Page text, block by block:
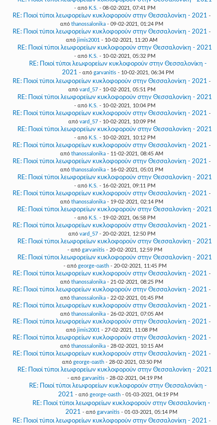
- από K.S. - 08-02-2021, 07:41 PM
RE: Ποιοί τύποι λεωφορείων κυκλοφορούν στην Θεσσαλονίκη - 2021 -
από thanossalonika - 09-02-2021, 01:24 PM
RE: Ποιοί τύποι λεωφορείων κυκλοφορούν στην Θεσσαλονίκη - 2021 -
από jimis2001 - 10-02-2021, 11:20 AM
RE: Ποιοί τύποι λεωφορείων κυκλοφορούν στην Θεσσαλονίκη - 2021
- από K.S. - 10-02-2021, 05:32 PM
RE: Ποιοί τύποι λεωφορείων κυκλοφορούν στην Θεσσαλονίκη -
2021 - από garvanitis - 10-02-2021, 06:34 PM
RE: Ποιοί τύποι λεωφορείων κυκλοφορούν στην Θεσσαλονίκη - 2021 -
από vard_57- 10-02-2021, 05:51 PM
RE: Ποιοί τύποι λεωφορείων κυκλοφορούν στην Θεσσαλονίκη - 2021
- από K.S. - 10-02-2021, 10:04 PM
RE: Ποιοί τύποι λεωφορείων κυκλοφορούν στην Θεσσαλονίκη - 2021 -
από vard_57- 10-02-2021, 10:09 PM
RE: Ποιοί τύποι λεωφορείων κυκλοφορούν στην Θεσσαλονίκη - 2021
- από K.S. - 10-02-2021, 10:12 PM
RE: Ποιοί τύποι λεωφορείων κυκλοφορούν στην Θεσσαλονίκη - 2021 -
από thanossalonika - 11-02-2021, 08:45 AM
RE: Ποιοί τύποι λεωφορείων κυκλοφορούν στην Θεσσαλονίκη - 2021 -
από thanossalonika - 16-02-2021, 05:01 PM
RE: Ποιοί τύποι λεωφορείων κυκλοφορούν στην Θεσσαλονίκη - 2021
- από K.S. - 16-02-2021, 09:11 PM
RE: Ποιοί τύποι λεωφορείων κυκλοφορούν στην Θεσσαλονίκη - 2021 -
από thanossalonika - 19-02-2021, 02:14 PM
RE: Ποιοί τύποι λεωφορείων κυκλοφορούν στην Θεσσαλονίκη - 2021
- από K.S. - 19-02-2021, 06:58 PM
RE: Ποιοί τύποι λεωφορείων κυκλοφορούν στην Θεσσαλονίκη - 2021 -
από vard_57- 20-02-2021, 12:50 PM
RE: Ποιοί τύποι λεωφορείων κυκλοφορούν στην Θεσσαλονίκη - 2021
- από garvanitis - 20-02-2021, 12:59 PM
RE: Ποιοί τύποι λεωφορείων κυκλοφορούν στην Θεσσαλονίκη - 2021
- από george-oasth- 20-02-2021, 11:45 PM
RE: Ποιοί τύποι λεωφορείων κυκλοφορούν στην Θεσσαλονίκη - 2021 -
από thanossalonika - 21-02-2021, 08:25 PM
RE: Ποιοί τύποι λεωφορείων κυκλοφορούν στην Θεσσαλονίκη - 2021 -
από thanossalonika - 22-02-2021, 01:45 PM
RE: Ποιοί τύποι λεωφορείων κυκλοφορούν στην Θεσσαλονίκη - 2021 -
από thanossalonika - 26-02-2021, 07:05 AM
RE: Ποιοί τύποι λεωφορείων κυκλοφορούν στην Θεσσαλονίκη - 2021 -
από jimis2001 - 27-02-2021, 11:08 PM
RE: Ποιοί τύποι λεωφορείων κυκλοφορούν στην Θεσσαλονίκη - 2021 -
από thanossalonika - 28-02-2021, 10:15 AM
RE: Ποιοί τύποι λεωφορείων κυκλοφορούν στην Θεσσαλονίκη - 2021 -
από george-oasth- 28-02-2021, 03:50 PM
RE: Ποιοί τύποι λεωφορείων κυκλοφορούν στην Θεσσαλονίκη - 2021
- από garvanitis - 28-02-2021, 04:19 PM
RE: Ποιοί τύποι λεωφορείων κυκλοφορούν στην Θεσσαλονίκη -
2021 - από george-oasth- 01-03-2021, 04:19 PM
RE: Ποιοί τύποι λεωφορείων κυκλοφορούν στην Θεσσαλονίκη -
2021 - από garvanitis- 01-03-2021, 05:14 PM
RE: Ποιοί τύποι λεωφορείων κυκλοφορούν στην Θεσσαλονίκη - 2021 -